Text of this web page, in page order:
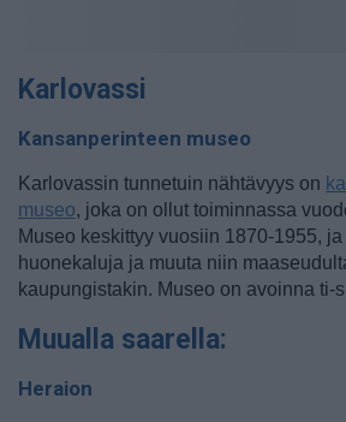
Karlovassi
Kansanperinteen museo
Karlovassin tunnetuin nähtävyys on
museo, joka on ollut toiminnassa
Museo keskittyy vuosiin 1870-1955,
huonekaluja ja muuta niin
kaupungistakin. Museo on avoinna ti-
Muualla saarella:
Heraion